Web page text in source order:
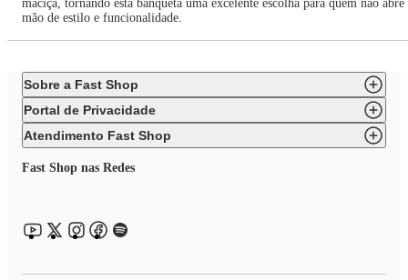
maciça, tornando esta banqueta uma excelente escolha para quem não abre
mão de estilo e funcionalidade.
Sobre a Fast Shop
Portal de Privacidade
Atendimento Fast Shop
Fast Shop nas Redes